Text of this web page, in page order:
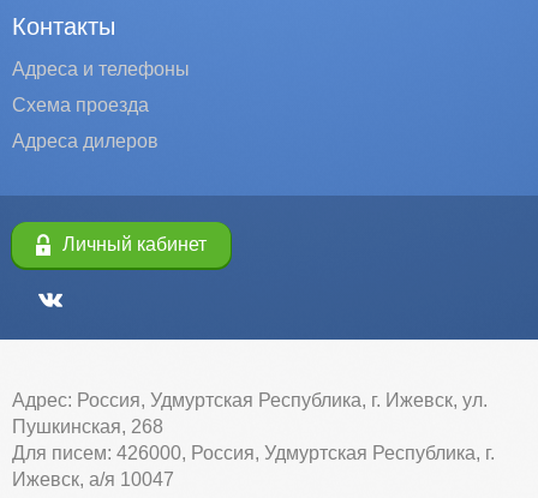
Контакты
Адреса и телефоны
Схема проезда
Адреса дилеров
Личный кабинет
Адрес: Россия, Удмуртская Республика, г. Ижевск, ул.
Пушкинская, 268
Для писем: 426000, Россия, Удмуртская Республика, г.
Ижевск, а/я 10047